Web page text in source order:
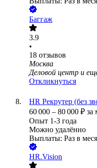
Баггаж
3.9
•
18 отзывов
Москва
Деловой центр и
Откликнуться
HR Рекрутер (без
60 000 – 80 000 ₽ за
Опыт 1-3 года
Можно удалённо
Выплаты: Раз в
HR.Vision